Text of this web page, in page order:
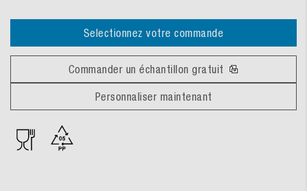
Selectionnez votre commande
Commander un échantillon gratuit
Personnaliser maintenant